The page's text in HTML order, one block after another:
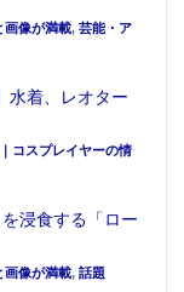
画像が満載, 芸能・ア
水着、レオター
コスプレイヤーの情
浸食する「ロー
画像が満載, 話題